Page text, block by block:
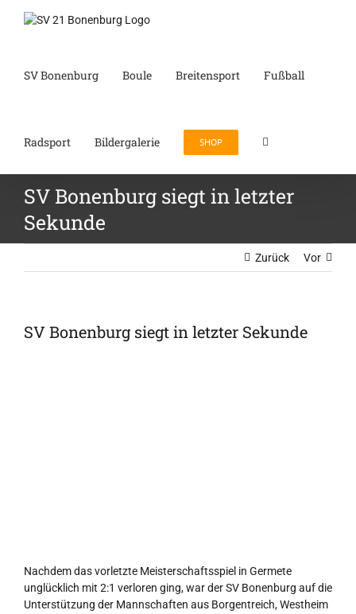
Inhalt
SV Bonenburg Boule Breitensport Fußball
Radsport Bildergalerie SHOP
SV Bonenburg siegt in letzter
Sekunde
Zurück Vor
SV Bonenburg siegt in letzter Sekunde
Nachdem das vorletzte Meisterschaftsspiel in Germete
unglücklich mit 2:1 verloren ging, war der SV Bonenburg auf die
Unterstützung der Mannschaften aus Borgentreich, Westheim